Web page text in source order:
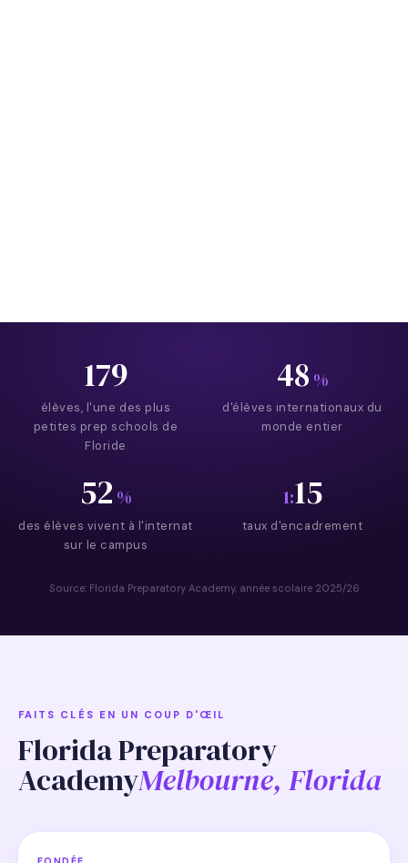
179
élèves, l'une des plus
petites prep schools de
Floride
48 %
d'élèves internationaux du
monde entier
52 %
des élèves vivent à l'internat
sur le campus
1:15
taux d'encadrement
Source: Florida Preparatory Academy, année scolaire 2025/26
FAITS CLÉS EN UN COUP D'ŒIL
Florida Preparatory
AcademyMelbourne, Florida